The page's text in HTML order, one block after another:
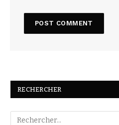
RECHERCHER